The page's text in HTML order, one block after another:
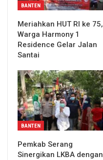
BANTEN
Meriahkan HUT RI ke 75,
Warga Harmony 1
Residence Gelar Jalan
Santai
BANTEN
Pemkab Serang
Sinergikan LKBA dengan